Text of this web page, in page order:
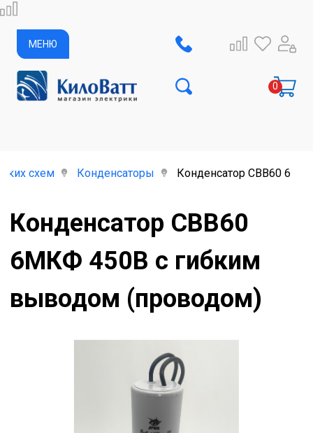
МЕНЮ
схем Конденсаторы Конденсатор CBB60
Конденсатор CBB60
6МКФ 450В с гибким
выводом (проводом)